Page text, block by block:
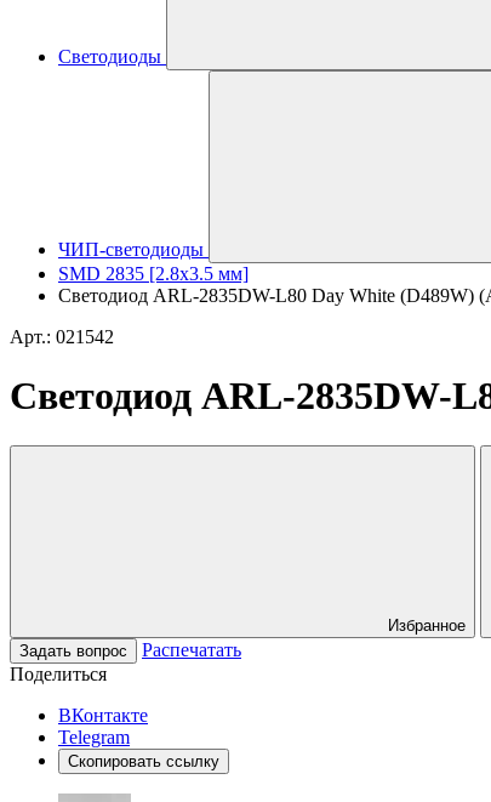
Светодиоды
ЧИП-светодиоды
SMD 2835 [2.8x3.5 мм]
Светодиод ARL-2835DW-L80 Day White (D489W)
Арт.: 021542
Светодиод ARL-2835DW-
Избранное
Задать вопрос
Распечатать
Поделиться
ВКонтакте
Telegram
Скопировать ссылку